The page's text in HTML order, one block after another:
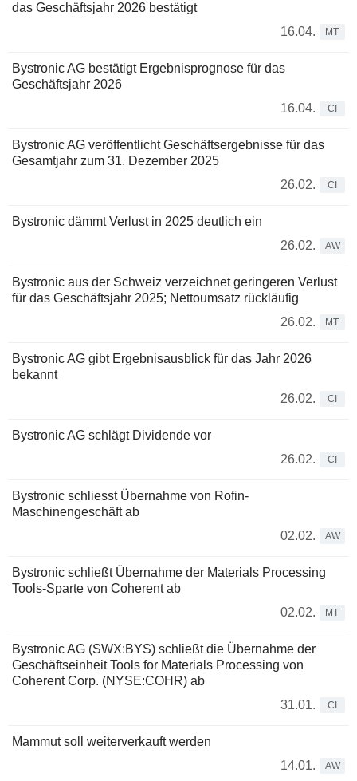
das Geschäftsjahr 2026 bestätigt
16.04.
MT
Bystronic AG bestätigt Ergebnisprognose für das
Geschäftsjahr 2026
16.04.
CI
Bystronic AG veröffentlicht Geschäftsergebnisse für das
Gesamtjahr zum 31. Dezember 2025
26.02.
CI
Bystronic dämmt Verlust in 2025 deutlich ein
26.02.
AW
Bystronic aus der Schweiz verzeichnet geringeren Verlust
für das Geschäftsjahr 2025; Nettoumsatz rückläufig
26.02.
MT
Bystronic AG gibt Ergebnisausblick für das Jahr 2026
bekannt
26.02.
CI
Bystronic AG schlägt Dividende vor
26.02.
CI
Bystronic schliesst Übernahme von Rofin-
Maschinengeschäft ab
02.02.
AW
Bystronic schließt Übernahme der Materials Processing
Tools-Sparte von Coherent ab
02.02.
MT
Bystronic AG (SWX:BYS) schließt die Übernahme der
Geschäftseinheit Tools for Materials Processing von
Coherent Corp. (NYSE:COHR) ab
31.01.
CI
Mammut soll weiterverkauft werden
14.01.
AW